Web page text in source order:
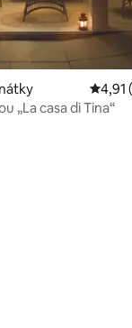
4,91
„La casa di Tina“